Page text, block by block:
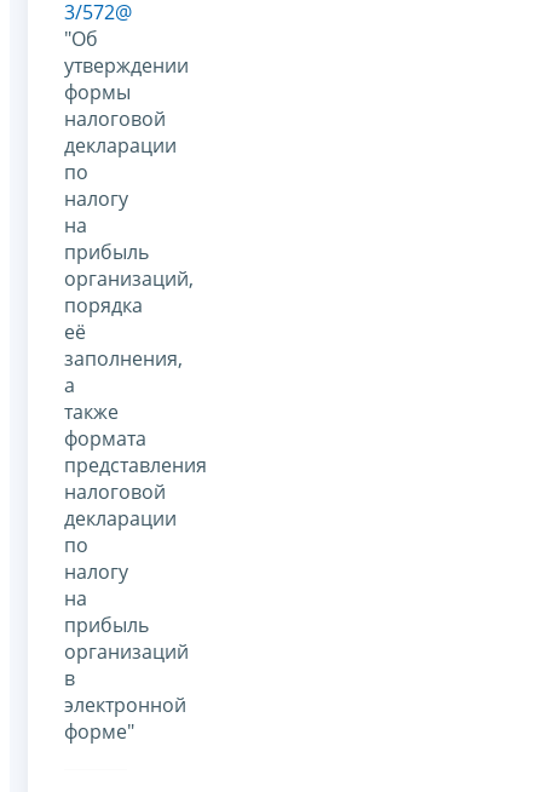
3/572@
"Об
утверждении
формы
налоговой
декларации
по
налогу
на
прибыль
организаций,
порядка
её
заполнения,
а
также
формата
представления
налоговой
декларации
по
налогу
на
прибыль
организаций
в
электронной
форме"